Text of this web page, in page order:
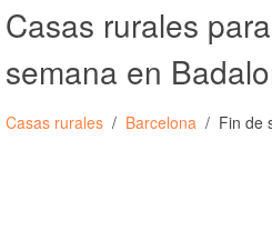
Casas rurales
semana en
Casas rurales Barcelona Fin de